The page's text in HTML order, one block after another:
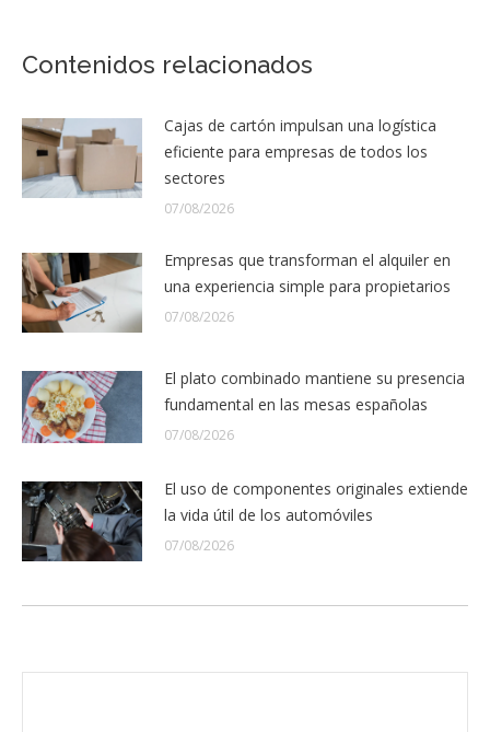
Contenidos relacionados
Cajas de cartón impulsan una logística
eficiente para empresas de todos los
sectores
07/08/2026
Empresas que transforman el alquiler en
una experiencia simple para propietarios
07/08/2026
El plato combinado mantiene su presencia
fundamental en las mesas españolas
07/08/2026
El uso de componentes originales extiende
la vida útil de los automóviles
07/08/2026